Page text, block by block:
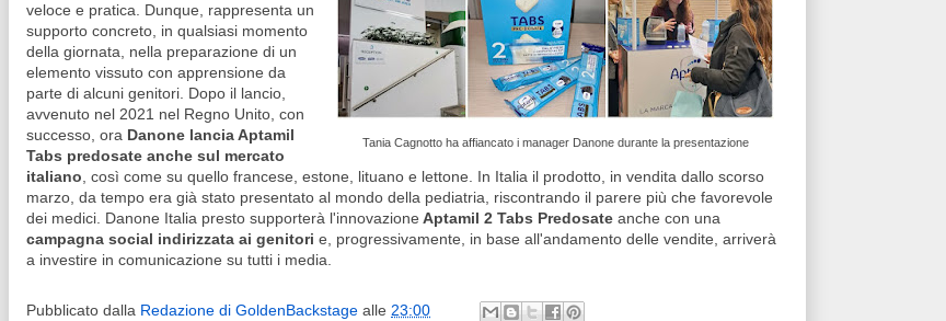
Tania Cagnotto ha affiancato i manager Danone durante la presentazione
veloce e pratica. Dunque, rappresenta un
supporto concreto, in qualsiasi momento
della giornata, nella preparazione di un
elemento vissuto con apprensione da
parte di alcuni genitori. Dopo il lancio,
avvenuto nel 2021 nel Regno Unito, con
successo, ora Danone lancia Aptamil
Tabs predosate anche sul mercato
italiano, così come su quello francese, estone, lituano e lettone. In Italia il prodotto, in vendita dallo scorso
marzo, da tempo era già stato presentato al mondo della pediatria, riscontrando il parere più che favorevole
dei medici. Danone Italia presto supporterà l'innovazione Aptamil 2 Tabs Predosate anche con una
campagna social indirizzata ai genitori e, progressivamente, in base all'andamento delle vendite, arriverà
a investire in comunicazione su tutti i media.
Pubblicato dalla Redazione di GoldenBackstage alle 23:00